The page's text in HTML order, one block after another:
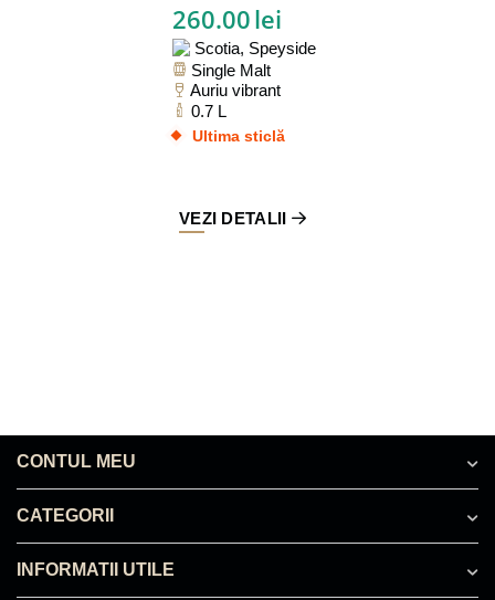
260.00lei
Scotia, Speyside
Single Malt
Auriu vibrant
0.7 L
Ultima sticlă
VEZI DETALII
CONTUL MEU
CATEGORII
INFORMATII UTILE